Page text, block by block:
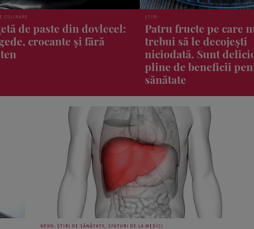
fructe pe care nu ar
să le decojești
Sunt delicioase și
ȘTIRI
Greșelile
pot strica zborul. Ce
și ce să eviți când
cu avionul
NEWS: ȘTIRI DE SĂNĂTATE, SFATURI DE LA MEDICI